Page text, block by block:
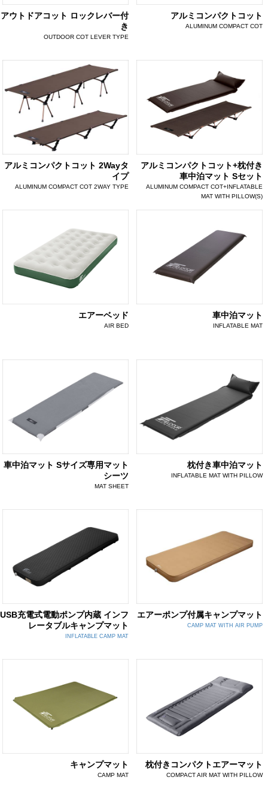
アウトドアコット ロックレバー付
き
OUTDOOR COT LEVER TYPE
アルミコンパクトコット
ALUMINUM COMPACT COT
アルミコンパクトコット 2Wayタ
イプ
ALUMINUM COMPACT COT 2WAY TYPE
アルミコンパクトコット+枕付き
車中泊マット Sセット
ALUMINUM COMPACT COT+INFLATABLE
MAT WITH PILLOW(S)
エアーベッド
AIR BED
車中泊マット
INFLATABLE MAT
車中泊マット Sサイズ専用マット
シーツ
MAT SHEET
枕付き車中泊マット
INFLATABLE MAT WITH PILLOW
USB充電式電動ポンプ内蔵 インフ
レータブルキャンプマット
INFLATABLE CAMP MAT
エアーポンプ付属キャンプマット
CAMP MAT WITH AIR PUMP
キャンプマット
CAMP MAT
枕付きコンパクトエアーマット
COMPACT AIR MAT WITH PILLOW